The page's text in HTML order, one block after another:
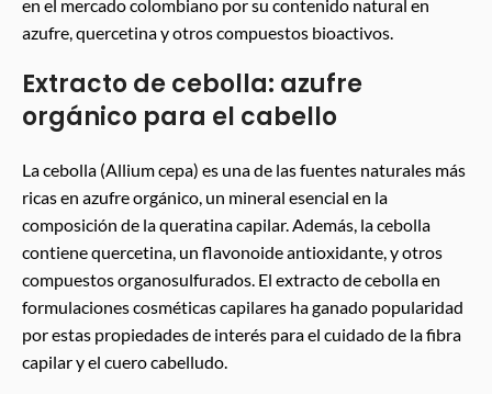
en el mercado colombiano por su contenido natural en
azufre, quercetina y otros compuestos bioactivos.
Extracto de cebolla: azufre
orgánico para el cabello
La cebolla (Allium cepa) es una de las fuentes naturales más
ricas en azufre orgánico, un mineral esencial en la
composición de la queratina capilar. Además, la cebolla
contiene quercetina, un flavonoide antioxidante, y otros
compuestos organosulfurados. El extracto de cebolla en
formulaciones cosméticas capilares ha ganado popularidad
por estas propiedades de interés para el cuidado de la fibra
capilar y el cuero cabelludo.